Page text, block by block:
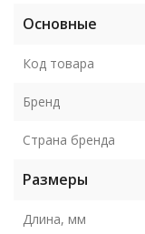
Основные
Код товара
Бренд
Страна бренда
Размеры
Длина, мм